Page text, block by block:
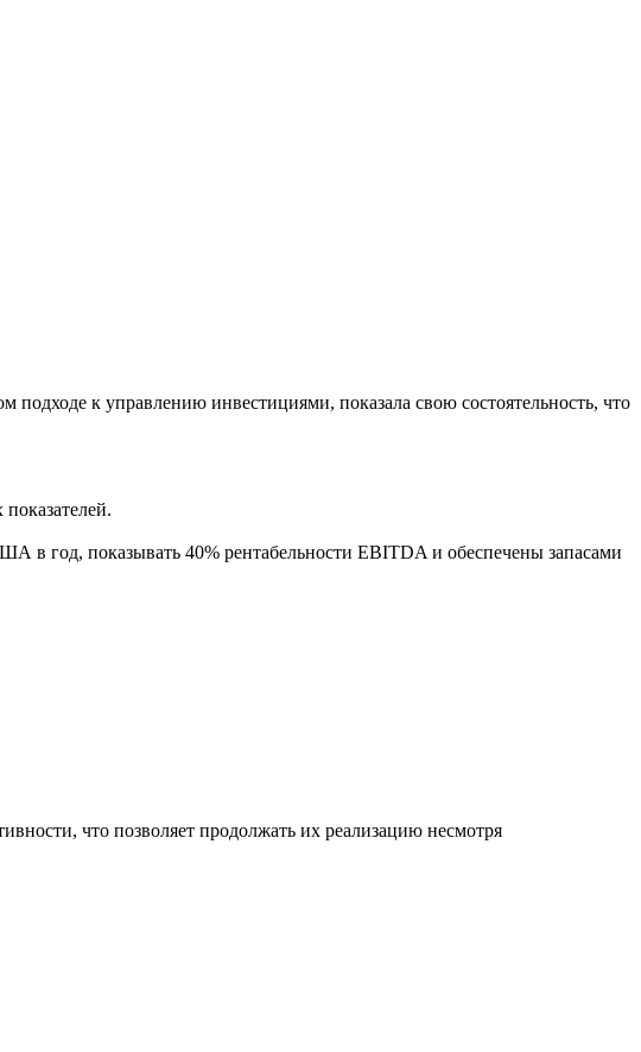
подходе к управлению инвестициями, показала свою состоятельность, что
в год, показывать 40% рентабельности EBITDA и обеспечены запасами
что позволяет продолжать их реализацию несмотря